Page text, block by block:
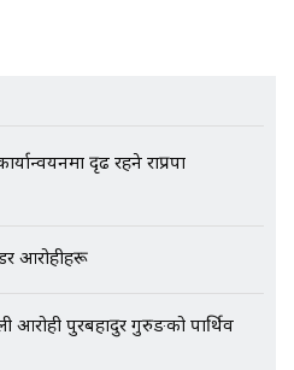
दृढ रहने राप्रपा
आरोहीहरू
आरोही पुरबहादुर गुरुङको पार्थिव